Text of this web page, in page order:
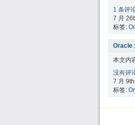
1 条评
7 月
标签:
Oracle
本文内
没有评
7 月
标签: